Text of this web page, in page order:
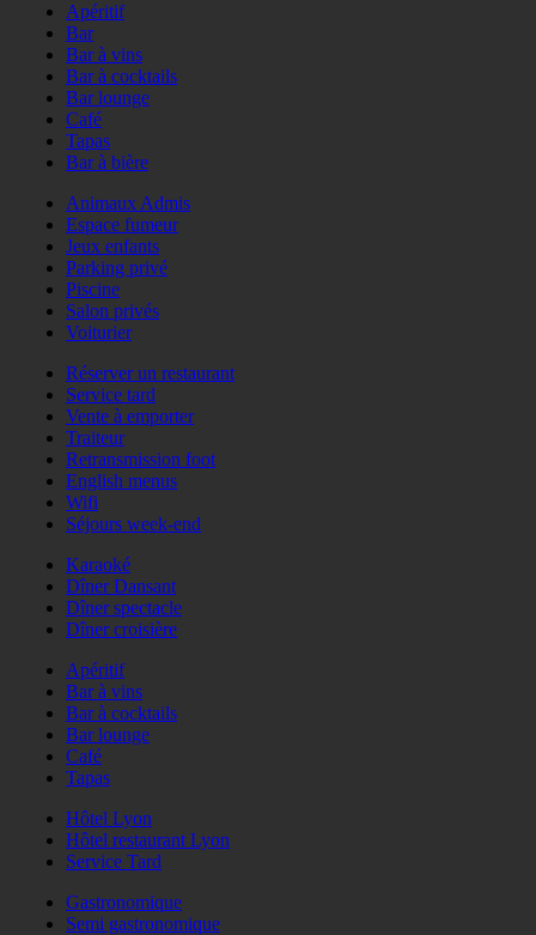
Apéritif
Bar
Bar à vins
Bar à cocktails
Bar lounge
Café
Tapas
Bar à bière
Animaux Admis
Espace fumeur
Jeux enfants
Parking privé
Piscine
Salon privés
Voiturier
Réserver un restaurant
Service tard
Vente à emporter
Traiteur
Retransmission foot
English menus
Wifi
Séjours week-end
Karaoké
Dîner Dansant
Dîner spectacle
Dîner croisière
Apéritif
Bar à vins
Bar à cocktails
Bar lounge
Café
Tapas
Hôtel Lyon
Hôtel restaurant Lyon
Service Tard
Gastronomique
Semi gastronomique